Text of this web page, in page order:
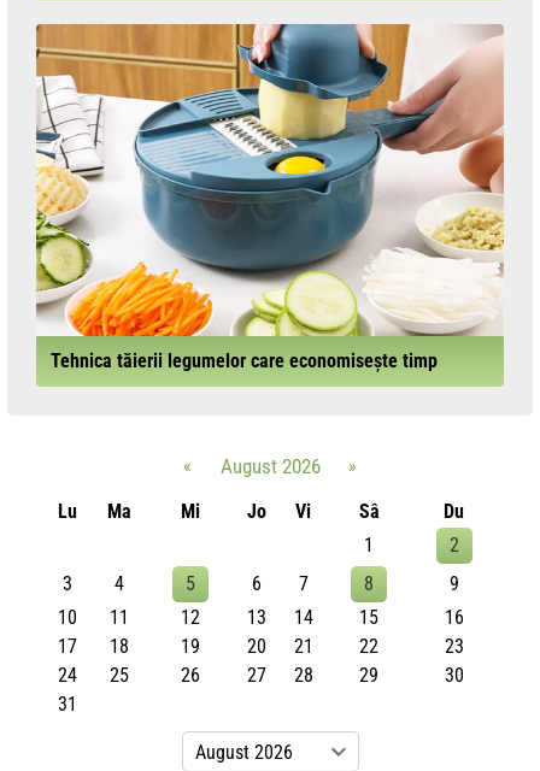
Tehnica tăierii legumelor care economisește timp
« August 2026
»
Lu
Ma Mi Jo Vi Sâ
Du
1
2
3
4 5 6 7 8
9
10
11 12 13 14 15
16
17
18 19 20 21 22
23
24
25 26 27 28 29
30
31